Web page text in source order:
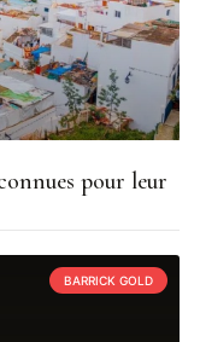
pour leur
BARRICK GOLD